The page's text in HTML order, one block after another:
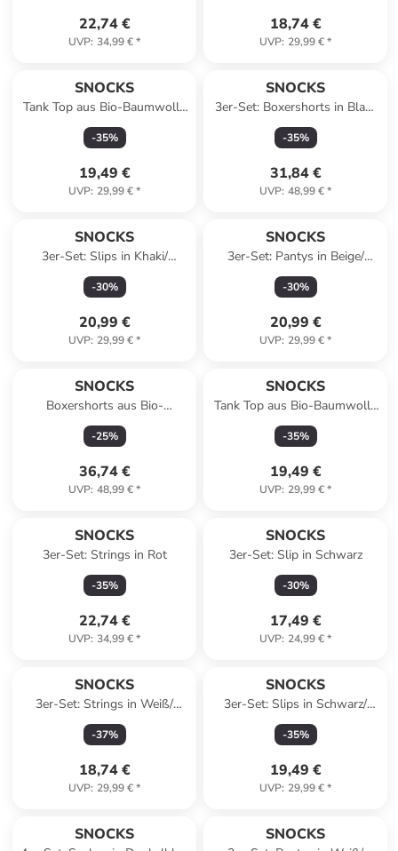
22,74 €
UVP: 34,99 €*
18,74 €
UVP: 29,99 €*
SNOCKS
Tank Top aus Bio-Baumwolle
2 Stück in Schwarz
-35%
19,49 €
UVP: 29,99 €*
SNOCKS
3er-Set: Boxershorts in Blau/
Rot
-35%
31,84 €
UVP: 48,99 €*
SNOCKS
3er-Set: Slips in Khaki/
Schwarz/ Beige
-30%
20,99 €
UVP: 29,99 €*
SNOCKS
3er-Set: Pantys in Beige/
Schwarz/ Pink
-30%
20,99 €
UVP: 29,99 €*
SNOCKS
Boxershorts aus Bio-
Baumwolle 6 Stück in
Schwarze Streifen
-25%
36,74 €
UVP: 48,99 €*
SNOCKS
Tank Top aus Bio-Baumwolle
2 Stück in Schwarz-Weiß
-35%
19,49 €
UVP: 29,99 €*
SNOCKS
3er-Set: Strings in Rot
-35%
22,74 €
UVP: 34,99 €*
SNOCKS
3er-Set: Slip in Schwarz
-30%
17,49 €
UVP: 24,99 €*
SNOCKS
3er-Set: Strings in Weiß/
Schwarz/ Grau
-37%
18,74 €
UVP: 29,99 €*
SNOCKS
3er-Set: Slips in Schwarz/
Weiß/ Grau
-35%
19,49 €
UVP: 29,99 €*
SNOCKS SNOCKS